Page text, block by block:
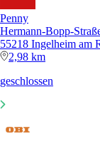
Penny
Hermann-Bopp-
55218 Ingelheim am
2,98 km
geschlossen